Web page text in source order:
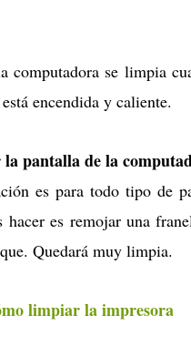
computadora se limpia
encendida y caliente.
pantalla de la
es para todo tipo de
hacer es remojar una
Quedará muy limpia.
limpiar la impresora